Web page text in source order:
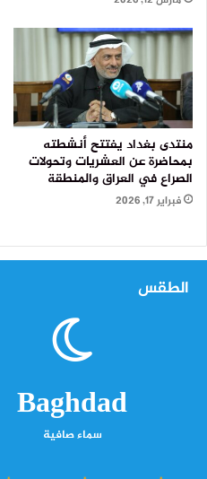
منتدى بغداد يفتتح أنشطته
بمحاضرة عن العشريات وتحولات
الصراع في العراق والمنطقة
فبراير 17, 2026
الطقس
Baghdad
سماء صافية